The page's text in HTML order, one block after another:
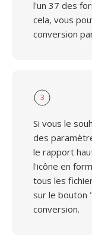
l'un 37 des
cela, vous
conversion
3
Si vous le
des
le rapport
l'icône en
tous les
sur le bouton
conversion.